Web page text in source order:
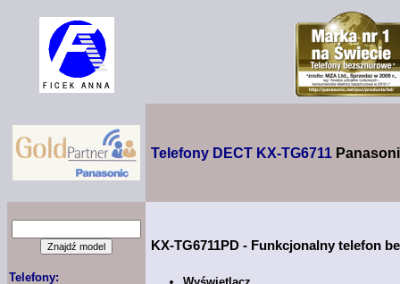
Telefony DECT KX-TG6711
Telefony:
KX-TG6711PD - Funkcjonalny telefon